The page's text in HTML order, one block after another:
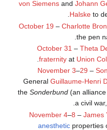
von Siemensand Johann
Halsketo
October 19 – Charlotte
the pen
October 31 – Theta
fraternityat Union
November 3–29 –
General Guillaume-Henri
the Sonderbund(an alliance
a civil
November 4–8 – James
anestheticproperties